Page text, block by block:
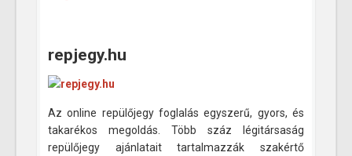
repjegy.hu
Az online repülőjegy foglalás egyszerű, gyors, és
takarékos megoldás. Több száz légitársaság
repülőjegy ajánlatait tartalmazzák szakértő